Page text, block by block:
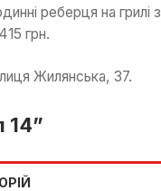
реберця на грилі
грн.
Жилянська, 37.
14”